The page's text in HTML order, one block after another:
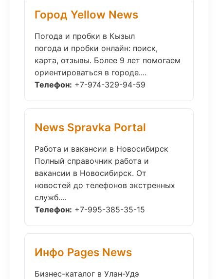
Город Yellow News
Погода и пробки в Кызыл
погода и пробки онлайн: поиск,
карта, отзывы. Более 9 лет помогаем
ориентироваться в городе....
Телефон: +7-974-329-94-59
News Spravka Portal
Работа и вакансии в Новосибирск
Полный справочник работа и
вакансии в Новосибирск. От
новостей до телефонов экстренных
служб....
Телефон: +7-995-385-35-15
Инфо Pages News
Бизнес-каталог в Улан-Удэ